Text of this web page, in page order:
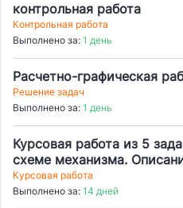
контрольная работа
Контрольная работа
Выполнено за: 1 день
Расчетно-графическая
Решение задач
Выполнено за: 1 день
Курсовая работа из 5
схеме механизма.
кинематические схема,
положений,
Курсовая работа
Выполнено за: 14 дней